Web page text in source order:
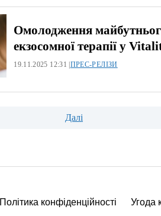
Омолодження
екзосомної терапії у
19.11.2025 12:31 |ПРЕС-РЕЛІЗИ
Далі
Політика конфіденційності Угода